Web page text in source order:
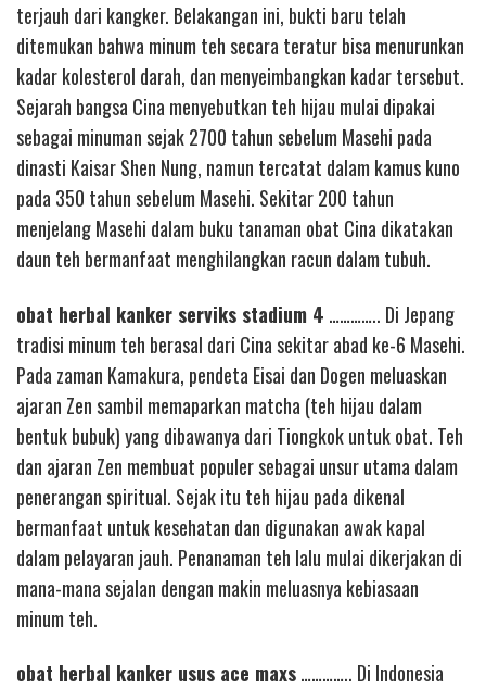
terjauh dari kangker. Belakangan ini, bukti baru telah
ditemukan bahwa minum teh secara teratur bisa menurunkan
kadar kolesterol darah, dan menyeimbangkan kadar tersebut.
Sejarah bangsa Cina menyebutkan teh hijau mulai dipakai
sebagai minuman sejak 2700 tahun sebelum Masehi pada
dinasti Kaisar Shen Nung, namun tercatat dalam kamus kuno
pada 350 tahun sebelum Masehi. Sekitar 200 tahun
menjelang Masehi dalam buku tanaman obat Cina dikatakan
daun teh bermanfaat menghilangkan racun dalam tubuh.
obat herbal kanker serviks stadium 4 ………….. Di Jepang
tradisi minum teh berasal dari Cina sekitar abad ke-6 Masehi.
Pada zaman Kamakura, pendeta Eisai dan Dogen meluaskan
ajaran Zen sambil memaparkan matcha (teh hijau dalam
bentuk bubuk) yang dibawanya dari Tiongkok untuk obat. Teh
dan ajaran Zen membuat populer sebagai unsur utama dalam
penerangan spiritual. Sejak itu teh hijau pada dikenal
bermanfaat untuk kesehatan dan digunakan awak kapal
dalam pelayaran jauh. Penanaman teh lalu mulai dikerjakan di
mana-mana sejalan dengan makin meluasnya kebiasaan
minum teh.
obat herbal kanker usus ace maxs………….. Di Indonesia